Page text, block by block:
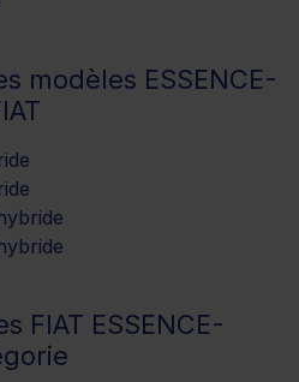
modèles ESSENCE-
FIAT ESSENCE-